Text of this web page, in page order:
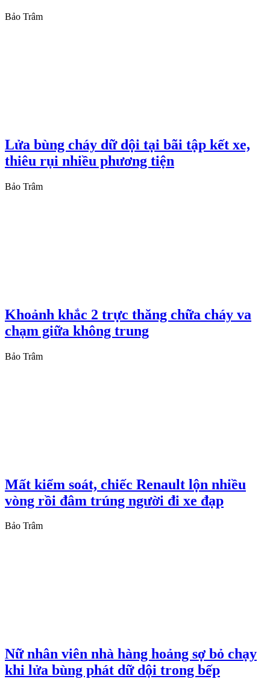
Bảo Trâm
Lửa bùng cháy dữ dội tại bãi tập kết xe,
thiêu rụi nhiều phương tiện
Bảo Trâm
Khoảnh khắc 2 trực thăng chữa cháy va
chạm giữa không trung
Bảo Trâm
Mất kiểm soát, chiếc Renault lộn nhiều
vòng rồi đâm trúng người đi xe đạp
Bảo Trâm
Nữ nhân viên nhà hàng hoảng sợ bỏ chạy
khi lửa bùng phát dữ dội trong bếp